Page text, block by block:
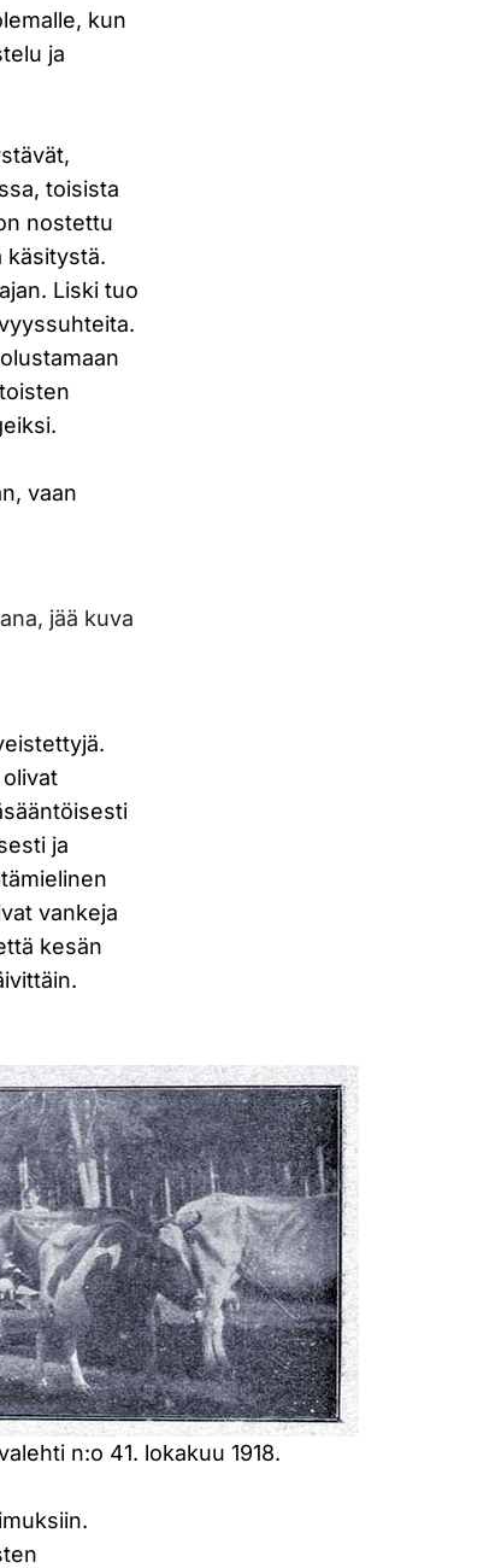
kun
ja
toisista
nostettu
käsitystä.
Liski tuo
vaan
jää kuva
ja
vankeja
kesän
n:o 41. lokakuu 1918.